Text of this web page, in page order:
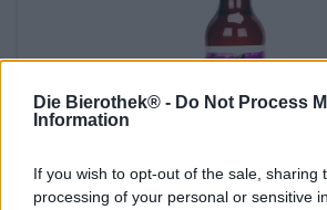
Die Bierothek® - Do Not Process
Information
If you wish to opt-out of the sale, sharing
processing of your personal or sensitive
India Pale Ale